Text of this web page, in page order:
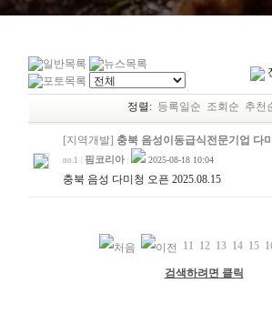
정렬: 등록일순 조회순 추천
[지역개발] 충북 음성이동급식전문기업 다
no.1 핌코리아 2025-08-18 10:04
충북 음성 다미청 오픈 2025.08.15
11 12 13 14 15
검색하려면 클릭